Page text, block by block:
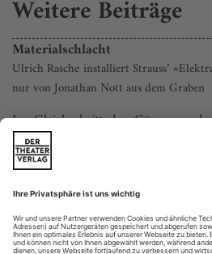
Weitere Beiträge
Materialschlacht
Ulrich Rasche installiert Strauss’
nur von Jonathan Nott aus dem Graben
Im Gleichschritt des
Rücken trippeln die Mägde
Bühnenboden gerammten
die schwarz uniformierten
entgegengehen, wodurch sie im
Fleck kommen. Die